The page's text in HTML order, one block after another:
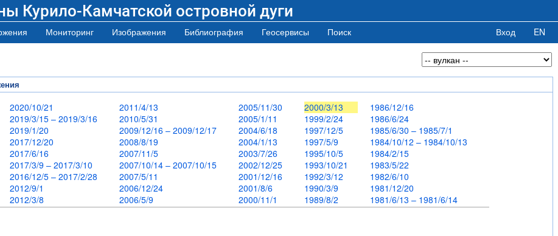
Курило-Камчатской островной дуги
Мониторинг Изображения Библиография Геосервисы Поиск Вход EN
2020/10/21
2019/3/15 – 2019/3/16
2019/1/20
2017/12/20
2017/6/16
2017/3/9 – 2017/3/10
2016/12/5 – 2017/2/28
2012/9/1
2012/3/8
2011/4/13
2010/5/31
2009/12/16 – 2009/12/17
2008/8/19
2007/11/5
2007/10/14 – 2007/10/15
2007/5/11
2006/12/24
2006/5/9
2005/11/30
2005/1/11
2004/6/18
2004/1/13
2003/7/26
2002/12/25
2001/12/16
2001/8/6
2000/11/1
2000/3/13
1999/2/24
1997/12/5
1997/5/9
1995/10/5
1993/10/21
1992/3/12
1990/3/9
1989/8/2
1986/12/16
1986/6/24
1985/6/30 – 1985/7/1
1984/10/12 – 1984/10/13
1984/2/15
1983/5/22
1982/6/10
1981/12/20
1981/6/13 – 1981/6/14